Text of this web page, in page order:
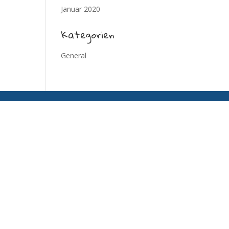
Januar 2020
Kategorien
General